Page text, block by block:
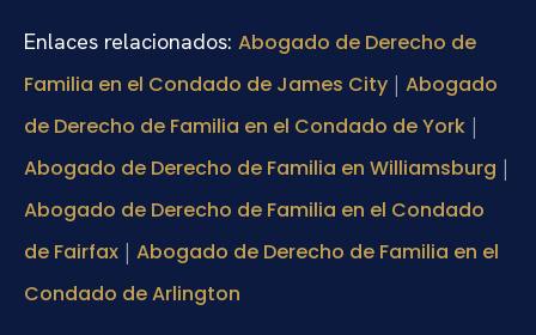
Enlaces relacionados: Abogado de Derecho de
Familia en el Condado de James City | Abogado
de Derecho de Familia en el Condado de York |
Abogado de Derecho de Familia en Williamsburg |
Abogado de Derecho de Familia en el Condado
de Fairfax | Abogado de Derecho de Familia en el
Condado de Arlington